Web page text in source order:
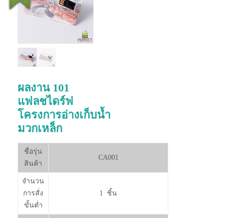
ผลงาน 101
แฟลชไดร์ฟ
โครงการอ่างเก็บน้ำ
มวกเหล็ก
ชื่อรุ่น
สินค้า
CA001
จำนวน
การสั่ง
ขั้นต่ำ
1 ชิ้น